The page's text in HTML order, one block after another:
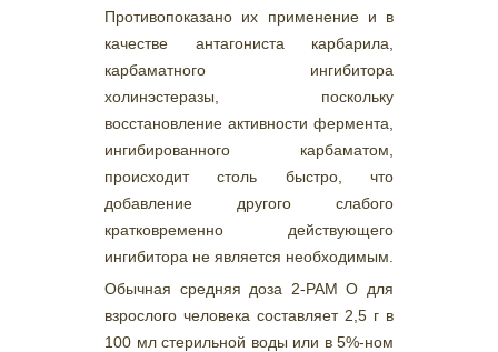
Противопоказано их применение и в
качестве антагониста карбарила,
карбаматного ингибитора
холинэстеразы, поскольку
восстановление активности фермента,
ингибированного карбаматом,
происходит столь быстро, что
добавление другого слабого
кратковременно действующего
ингибитора не является необходимым.
Обычная средняя доза 2-РАМ О для
взрослого человека составляет 2,5 г в
100 мл стерильной воды или в 5%-ном